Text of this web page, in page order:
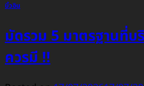
บิ้วอิน
มัดรวม 5 มาตรฐานที่
ควรมี !!